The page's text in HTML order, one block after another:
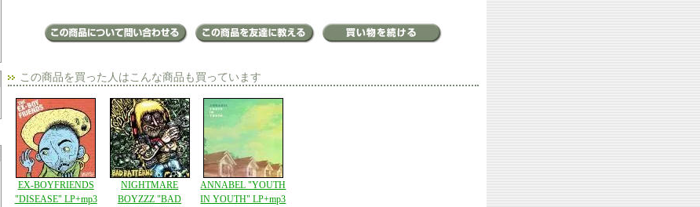
この商品を買った人はこんな商品も買っています
EX-BOYFRIENDS
"DISEASE" LP+mp3
NIGHTMARE
BOYZZZ "BAD
ANNABEL "YOUTH
IN YOUTH" LP+mp3